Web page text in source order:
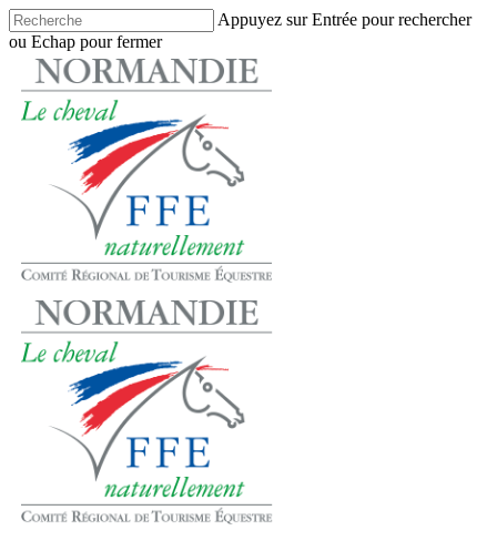
Skip
to
main
content
Appuyez sur Entrée pour rechercher
ou Echap pour fermer
Close
Search